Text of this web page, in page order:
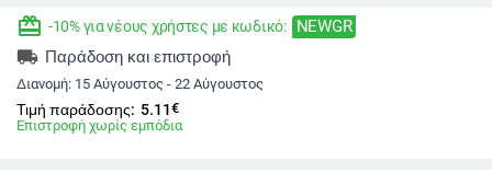
redeem -10% για νέους χρήστες με κωδικό: NEWGR
local_shipping Παράδοση και επιστροφή
Διανομή: 15 Αύγουστος - 22 Αύγουστος
Τιμή παράδοσης: 5.11€
Επιστροφή χωρίς εμπόδια